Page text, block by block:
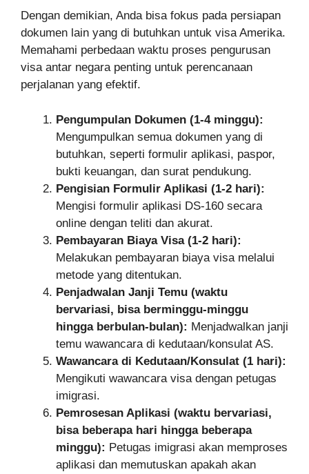
Dengan demikian, Anda bisa fokus pada persiapan
dokumen lain yang di butuhkan untuk visa Amerika.
Memahami perbedaan waktu proses pengurusan
visa antar negara penting untuk perencanaan
perjalanan yang efektif.
Pengumpulan Dokumen (1-4 minggu):
Mengumpulkan semua dokumen yang di
butuhkan, seperti formulir aplikasi, paspor,
bukti keuangan, dan surat pendukung.
Pengisian Formulir Aplikasi (1-2 hari):
Mengisi formulir aplikasi DS-160 secara
online dengan teliti dan akurat.
Pembayaran Biaya Visa (1-2 hari):
Melakukan pembayaran biaya visa melalui
metode yang ditentukan.
Penjadwalan Janji Temu (waktu
bervariasi, bisa berminggu-minggu
hingga berbulan-bulan): Menjadwalkan janji
temu wawancara di kedutaan/konsulat AS.
Wawancara di Kedutaan/Konsulat (1 hari):
Mengikuti wawancara visa dengan petugas
imigrasi.
Pemrosesan Aplikasi (waktu bervariasi,
bisa beberapa hari hingga beberapa
minggu): Petugas imigrasi akan memproses
aplikasi dan memutuskan apakah akan